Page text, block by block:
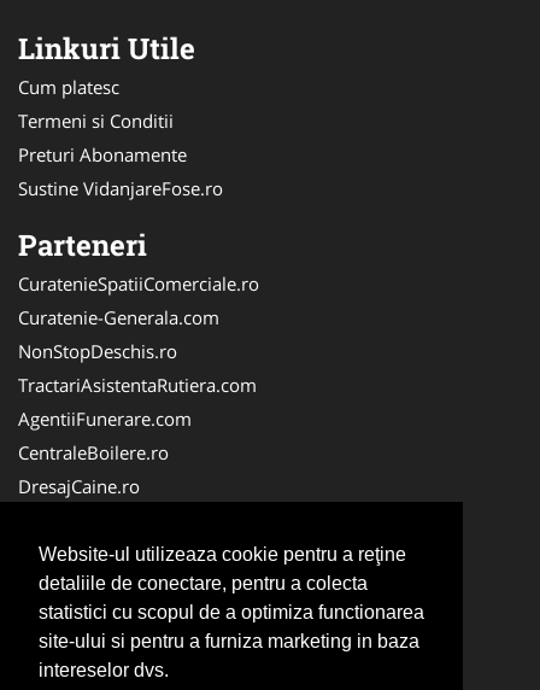
Website-ul utilizeaza cookie pentru a reţine
detaliile de conectare, pentru a colecta
statistici cu scopul de a optimiza functionarea
site-ului si pentru a furniza marketing in baza
intereselor dvs.
Linkuri Utile
Cum platesc
Termeni si Conditii
Preturi Abonamente
Sustine VidanjareFose.ro
Parteneri
CuratenieSpatiiComerciale.ro
Curatenie-Generala.com
NonStopDeschis.ro
TractariAsistentaRutiera.com
AgentiiFunerare.com
CentraleBoilere.ro
DresajCaine.ro
Alpinist-Utilitar.com
Birouri-Cadastru.ro
FirmaTractariAuto.ro
Service-Reparatii.com